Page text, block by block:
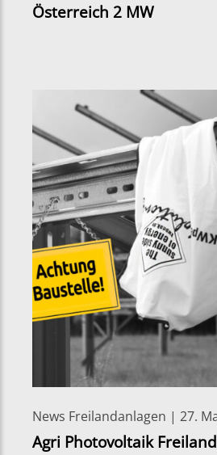
Österreich 2 MW
News Freilandanlagen | 27.
Agri Photovoltaik